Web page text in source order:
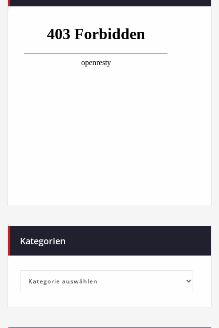
Kategorien
Kategorien